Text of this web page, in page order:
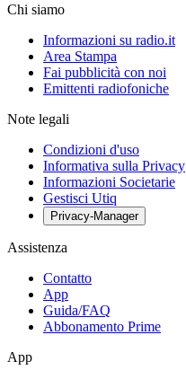
Chi siamo
Informazioni su radio.it
Area Stampa
Fai pubblicità con noi
Emittenti radiofoniche
Note legali
Condizioni d'uso
Informativa sulla Privacy
Informazioni Societarie
Gestisci Utiq
Privacy-Manager
Assistenza
Contatto
App
Guida/FAQ
Abbonamento Prime
App